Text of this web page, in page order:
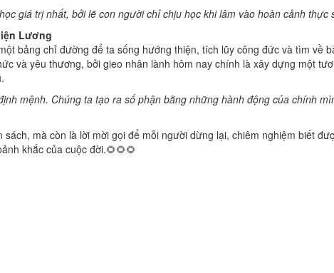
giá trị nhất, bởi lẽ con người chỉ chịu học khi lâm vào hoàn cảnh thực
Lương
bảng chỉ đường để ta sống hướng thiện, tích lũy công đức và tìm về
và yêu thương, bởi gieo nhân lành hôm nay chính là xây dựng một
mệnh. Chúng ta tạo ra số phận bằng những hành động của chính
sách, mà còn là lời mời gọi để mỗi người dừng lại, chiêm nghiệm biết
khắc của cuộc đời.🌻🌻🌻